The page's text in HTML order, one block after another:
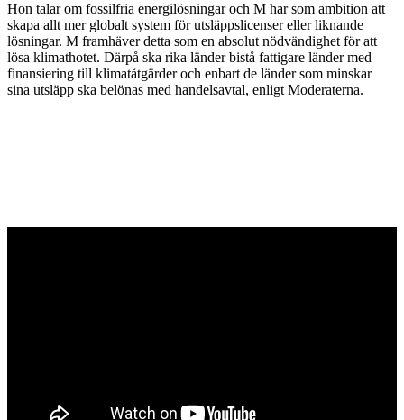
Hon talar om fossilfria energilösningar och M har som ambition att
skapa allt mer globalt system för utsläppslicenser eller liknande
lösningar. M framhäver detta som en absolut nödvändighet för att
lösa klimathotet. Därpå ska rika länder bistå fattigare länder med
finansiering till klimatåtgärder och enbart de länder som minskar
sina utsläpp ska belönas med handelsavtal, enligt Moderaterna.